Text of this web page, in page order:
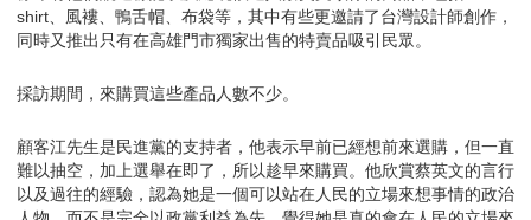
shirt、風褸、鴨舌帽、布袋等，其中有些更邀請了台灣設計師創作，
同時又推出只有在高雄門市獨家出售的特賣品吸引民眾。
採訪期間，來購買這些產品人數不少。
顧客江先生是民進黨的支持者，他表示早前已經想前來選購，但一直
難以抽空，加上選舉在即了，所以趁早來購買。他欣賞蔡英文的言行
以及過往的經驗，認為她是一個可以站在人民的立場來想事情的政治